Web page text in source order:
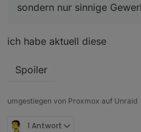
sondern nur sinnige
ich habe aktuell diese
Spoiler
umgestiegen von Proxmox auf Unraid
1 Antwort